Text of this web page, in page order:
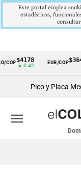
Cintillo
económicos
Colombia
$4178
▲ 0.42
EUR/COP$3648
Pico y Placa
menu
Este portal emplea
estadísticos,